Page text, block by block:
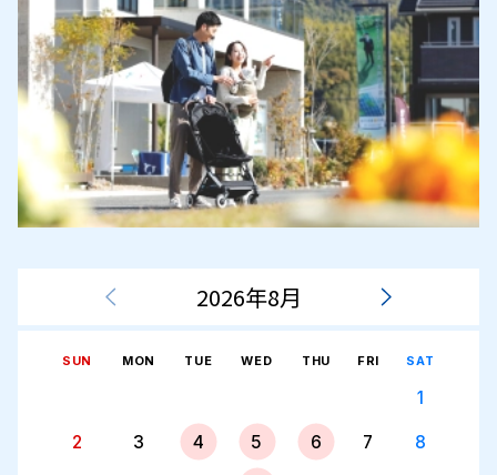
2026年8月
SUN MON TUE WED THU FRI SAT
1
2 3 4 5 6 7 8